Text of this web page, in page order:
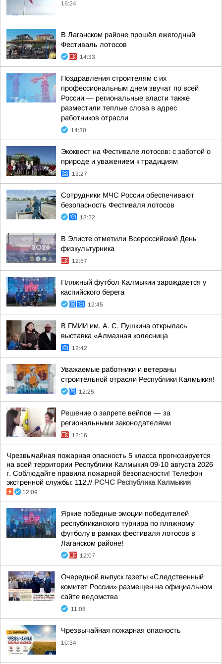
15:24
В Лаганском районе прошёл ежегодный
Фестиваль лотосов
14:33
Поздравления строителям с их
профессиональным днем звучат по всей
России — региональные власти также
разместили теплые слова в адрес
работников отрасли
14:30
Экоквест на Фестивале лотосов: с заботой о
природе и уважением к традициям
13:27
Сотрудники МЧС России обеспечивают
безопасность Фестиваля лотосов
13:22
В Элисте отметили Всероссийский День
физкультурника
12:57
Пляжный футбол Калмыкии зарождается у
каспийского берега
12:45
В ГМИИ им. А. С. Пушкина открылась
выставка «Алмазная колесница
12:42
Уважаемые работники и ветераны
строительной отрасли Республики Калмыкия!
12:25
Решение о запрете вейпов — за
региональными законодателями
12:16
Чрезвычайная пожарная опасность 5 класса прогнозируется
на всей территории Республики Калмыкия 09-10 августа 2026
г. Соблюдайте правила пожарной безопасности! Телефон
экстренной службы: 112.// РСЧС Республика Калмыкия
12:09
Яркие победные эмоции победителей
республиканского турнира по пляжному
футболу в рамках фестиваля лотосов в
Лаганском районе!
12:07
Очередной выпуск газеты «Следственный
комитет России» размещен на официальном
сайте ведомства
11:08
Чрезвычайная пожарная опасность
10:34